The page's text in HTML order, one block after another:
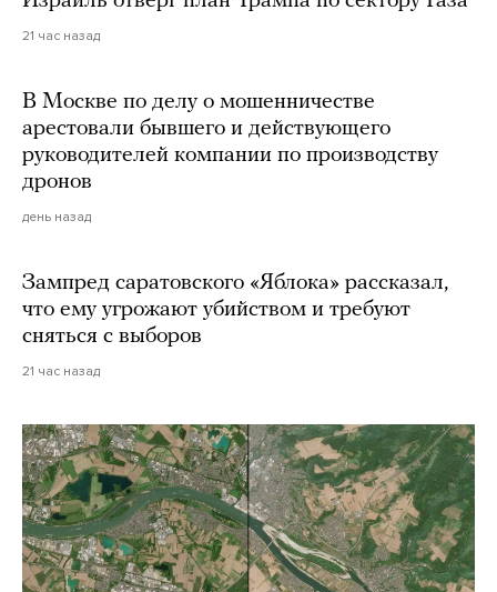
21 час назад
В Москве по делу о мошенничестве
арестовали бывшего и действующего
руководителей компании по производству
дронов
день назад
Зампред саратовского «Яблока» рассказал,
что ему угрожают убийством и требуют
сняться с выборов
21 час назад